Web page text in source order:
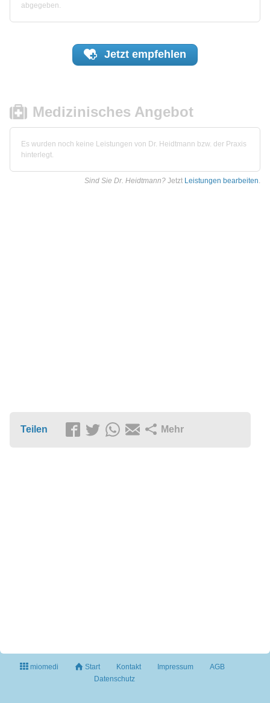
abgegeben.
Jetzt empfehlen
Medizinisches Angebot
Es wurden noch keine Leistungen von Dr. Heidtmann bzw. der Praxis
hinterlegt.
Sind Sie Dr. Heidtmann? Jetzt Leistungen bearbeiten.
Teilen Mehr
miomedi Start Kontakt Impressum
AGB
Datenschutz